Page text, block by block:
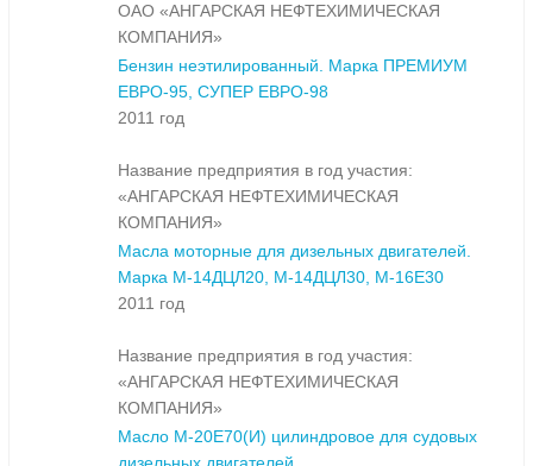
ОАО «АНГАРСКАЯ НЕФТЕХИМИЧЕСКАЯ
КОМПАНИЯ»
Бензин неэтилированный. Марка ПРЕМИУМ
ЕВРО-95, СУПЕР ЕВРО-98
2011 год
Название предприятия в год участия:
«АНГАРСКАЯ НЕФТЕХИМИЧЕСКАЯ
КОМПАНИЯ»
Масла моторные для дизельных двигателей.
Марка М-14ДЦЛ20, М-14ДЦЛ30, М-16Е30
2011 год
Название предприятия в год участия:
«АНГАРСКАЯ НЕФТЕХИМИЧЕСКАЯ
КОМПАНИЯ»
Масло М-20Е70(И) цилиндровое для судовых